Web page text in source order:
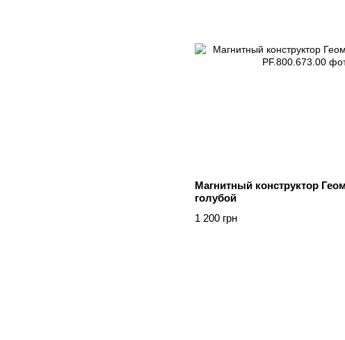
Магнитный конструктор
голубой
1 200 грн